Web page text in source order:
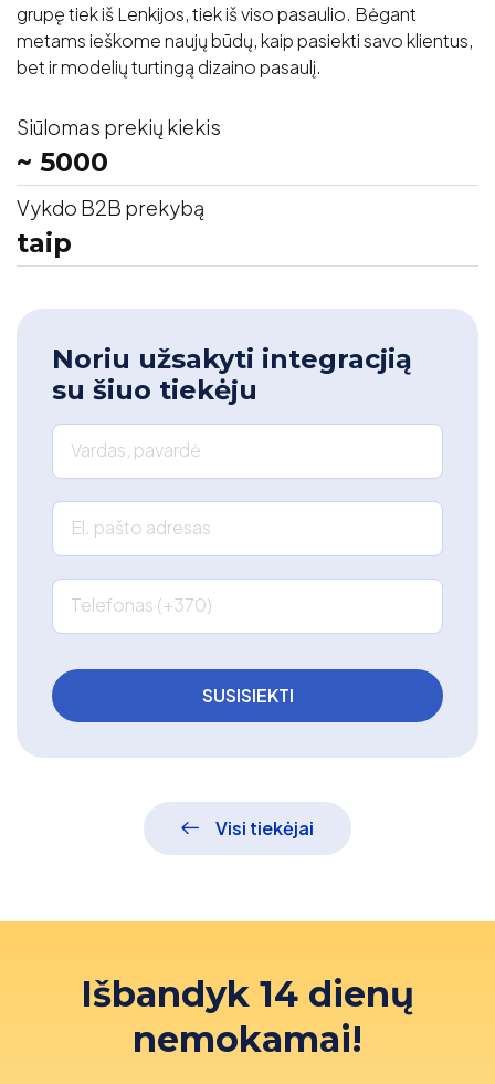
grupę tiek iš Lenkijos, tiek iš viso pasaulio. Bėgant
metams ieškome naujų būdų, kaip pasiekti savo klientus,
bet ir modelių turtingą dizaino pasaulį.
Siūlomas prekių kiekis
~ 5000
Vykdo B2B prekybą
taip
Noriu užsakyti integracjią
su šiuo tiekėju
Vardas, pavardė
El. pašto adresas
Telefonas (+370)
Visi tiekėjai
Išbandyk 14 dienų
nemokamai!